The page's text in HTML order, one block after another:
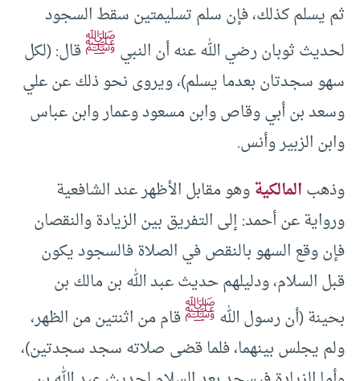
ثم يسلم كذلك، فإن سلم تسليمتين سقط السجود
لحديث ثوبان رضي الله عنه أن النبيﷺقال: (لكل
سهو سجدتان بعدما يسلم)، ويروى نحو ذلك عن علي
وسعد بن أبي وقاص وابن مسعود وعمار وابن عباس
وابن الزبير وأنس.
وذهبالمالكيةوهو مقابل الأظهر عند الشافعية
ورواية عن أحمد: إلى التفريق بين الزيادة والنقصان
فإن وقع السهو بالنقص في الصلاة فالسجود يكون
قبل السلام، ودليلهم حديث عبد الله بن مالك بن
بحينة (أن رسول اللهﷺقام من اثنتين من الظهر،
ولم يجلس بينهما، فلما قضى صلاته سجد سجدتين)،